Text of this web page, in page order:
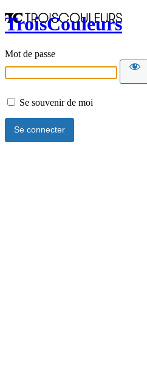
TroisCouleurs
Mot de passe
Se souvenir de moi